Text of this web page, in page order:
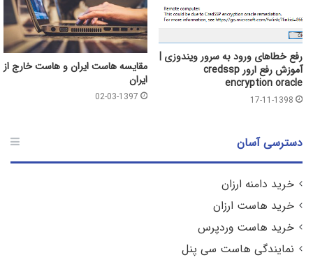
رفع خطاهای ورود به سرور ویندوزی |
آموزش رفع ارور credssp
encryption oracle
17-11-1398
مقایسه هاست ایران و هاست خارج از
ایران
02-03-1397
دسترسی آسان
خرید دامنه ارزان
خرید هاست ارزان
خرید هاست وردپرس
نمایندگی هاست سی پنل